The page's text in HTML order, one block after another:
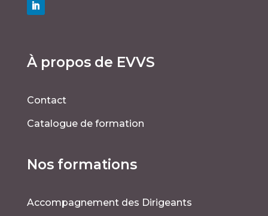
À propos de EVVS
Contact
Catalogue de formation
Nos formations
Accompagnement des Dirigeants